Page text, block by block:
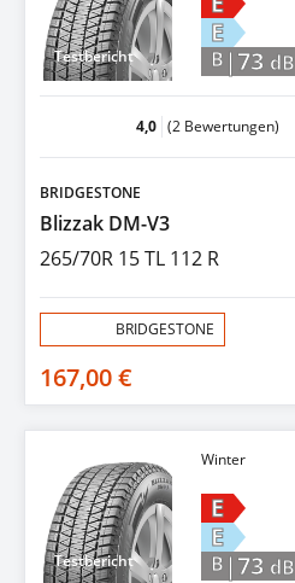
Testbericht
E
B |73 dB
4,0 (2 Bewertungen)
BRIDGESTONE
Blizzak DM-V3
265/70R 15 TL 112 R
BRIDGESTONE
167,00 €
Testbericht
Winter
E
E
B |73 dB